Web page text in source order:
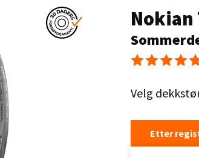
Nokian
Velg
Etter